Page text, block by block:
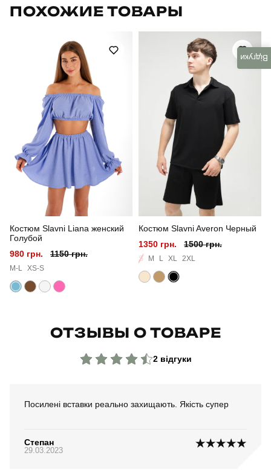
SSpe1214Mrd
Призначення
ПОХОЖИЕ ТОВАРЫ
Костюм Slavni Liana женский
Голубой
980 грн.
1150 грн.
M-L XS-S
Костюм Slavni Averon Черный
1350 грн.
1500 грн.
S M L XL 2XL
ОТЗЫВЫ О ТОВАРЕ
Відгуки
2 відгуки
Посилені вставки реально захищають. Якість супер
Степан
29.03.2023